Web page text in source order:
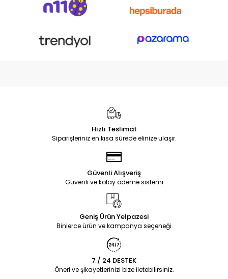
Hızlı Teslimat
Siparişleriniz en kısa sürede elinize ulaşır.
Güvenli Alışveriş
Güvenli ve kolay ödeme sistemi
Geniş Ürün Yelpazesi
Binlerce ürün ve kampanya seçeneği
7 / 24 DESTEK
Öneri ve şikayetlerinizi bize iletebilirsiniz.